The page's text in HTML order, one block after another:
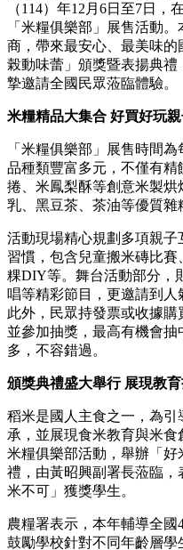
（114）年12月6日至7日
「米糧俱樂部」展售活動
商，帶來最安心、最美味
榖動味蕾」頒獎暨表揚典
摯邀請全國民眾蒞臨體驗。
米糧精品大集合 好買好玩
「米糧俱樂部」展售時間
品種類豐富多元，不僅有
捲、米鳳梨酥等創意米製
乳、黑豆茶、茶油等優質雜
活動現場精心規劃多項親
習慣，包含兒童搬米磚比
粿DIY等。舞台活動部分，
唱等精彩節目，更邀請到人
此外，民眾持發票或收據
並參加抽獎，最高有機會抽
多，不容錯過。
頒獎典禮盛大舉行 展現教
稻米是國人主食之一，為
承，並展現食米教育與米
米糧俱樂部活動，舉辦「
禮，由黃昭興副署長蒞臨
米不可」獲獎學生。
農糧署表示，本年輔導全國
鼓勵學校針對不同年齡層